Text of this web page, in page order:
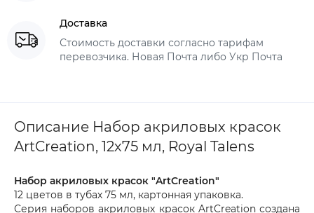
Доставка
Стоимость доставки согласно тарифам
перевозчика. Новая Почта либо Укр Почта
Описание Набор акриловых красок
ArtCreation, 12х75 мл, Royal Talens
Набор акриловых красок "ArtCreation"
12 цветов в тубах 75 мл, картонная упаковка.
Серия наборов акриловых красок ArtCreation создана